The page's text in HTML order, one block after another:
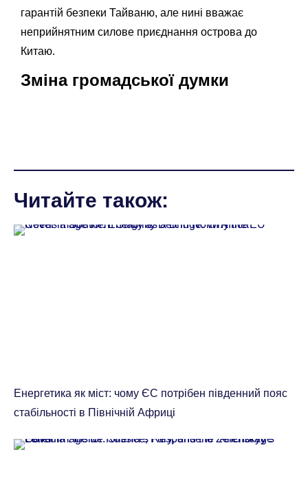
гарантій безпеки Тайваню, але нині вважає
неприйнятним силове приєднання острова до
Китаю.
Зміна громадської думки
Читайте також:
Енергетика як міст: чому ЄС потрібен південний пояс
стабільності в Північній Африці